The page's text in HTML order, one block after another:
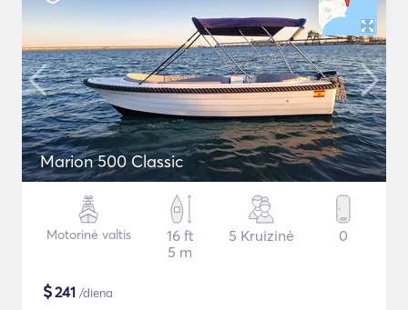
Marion 500 Classic
Motorinė valtis
16 ft
5 m
5 Kruizinė 0
$241 /diena